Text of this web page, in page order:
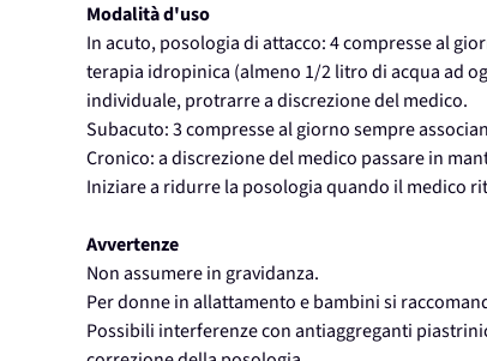
Modalità d'uso
In acuto, posologia di attacco: 4 compresse al
terapia idropinica (almeno 1/2 litro di acqua ad
individuale, protrarre a discrezione del medico.
Subacuto: 3 compresse al giorno sempre
Cronico: a discrezione del medico passare in
Iniziare a ridurre la posologia quando il medico
Avvertenze
Non assumere in gravidanza.
Per donne in allattamento e bambini si
Possibili interferenze con antiaggreganti